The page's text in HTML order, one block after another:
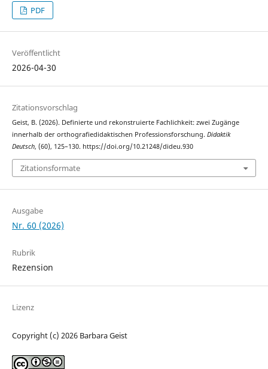
PDF
Veröffentlicht
2026-04-30
Zitationsvorschlag
Geist, B. (2026). Definierte und rekonstruierte Fachlichkeit: zwei Zugänge
innerhalb der orthografiedidaktischen Professionsforschung. Didaktik
Deutsch, (60), 125–130. https://doi.org/10.21248/dideu.930
Zitationsformate
Ausgabe
Nr. 60 (2026)
Rubrik
Rezension
Lizenz
Copyright (c) 2026 Barbara Geist